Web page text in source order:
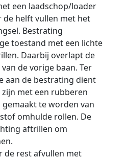
een laadschop/loader
helft vullen met het
Bestrating
toestand met een lichte
Daarbij overlapt de
de vorige baan. Ter
aan de bestrating dient
met een rubberen
te worden van
omhulde rollen. De
aftrillen om
de rest afvullen met